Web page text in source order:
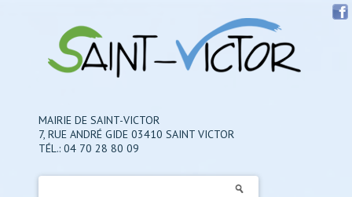
MAIRIE DE SAINT-VICTOR
7, RUE ANDRÉ GIDE 03410 SAINT VICTOR
TÉL.: 04 70 28 80 09